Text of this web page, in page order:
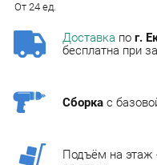
Сборкас базовой
Подъём на этаж -
ТЭГИ